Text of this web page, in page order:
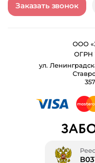
Заказать звонок
ООО
ОГРН
ул.